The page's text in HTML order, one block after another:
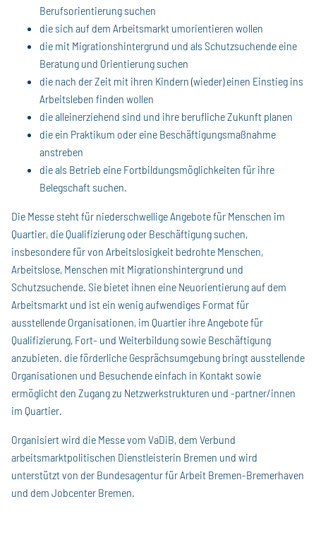
Berufsorientierung suchen
die sich auf dem Arbeitsmarkt umorientieren wollen
die mit Migrationshintergrund und als Schutzsuchende eine
Beratung und Orientierung suchen
die nach der Zeit mit ihren Kindern (wieder) einen Einstieg ins
Arbeitsleben finden wollen
die alleinerziehend sind und ihre berufliche Zukunft planen
die ein Praktikum oder eine Beschäftigungsmaßnahme
anstreben
die als Betrieb eine Fortbildungsmöglichkeiten für ihre
Belegschaft suchen.
Die Messe steht für niederschwellige Angebote für Menschen im
Quartier, die Qualifizierung oder Beschäftigung suchen,
insbesondere für von Arbeitslosigkeit bedrohte Menschen,
Arbeitslose, Menschen mit Migrationshintergrund und
Schutzsuchende. Sie bietet ihnen eine Neuorientierung auf dem
Arbeitsmarkt und ist ein wenig aufwendiges Format für
ausstellende Organisationen, im Quartier ihre Angebote für
Qualifizierung, Fort- und Weiterbildung sowie Beschäftigung
anzubieten. die förderliche Gesprächsumgebung bringt ausstellende
Organisationen und Besuchende einfach in Kontakt sowie
ermöglicht den Zugang zu Netzwerkstrukturen und -partner/innen
im Quartier.
Organisiert wird die Messe vom VaDiB, dem Verbund
arbeitsmarktpolitischen Dienstleisterin Bremen und wird
unterstützt von der Bundesagentur für Arbeit Bremen-Bremerhaven
und dem Jobcenter Bremen.